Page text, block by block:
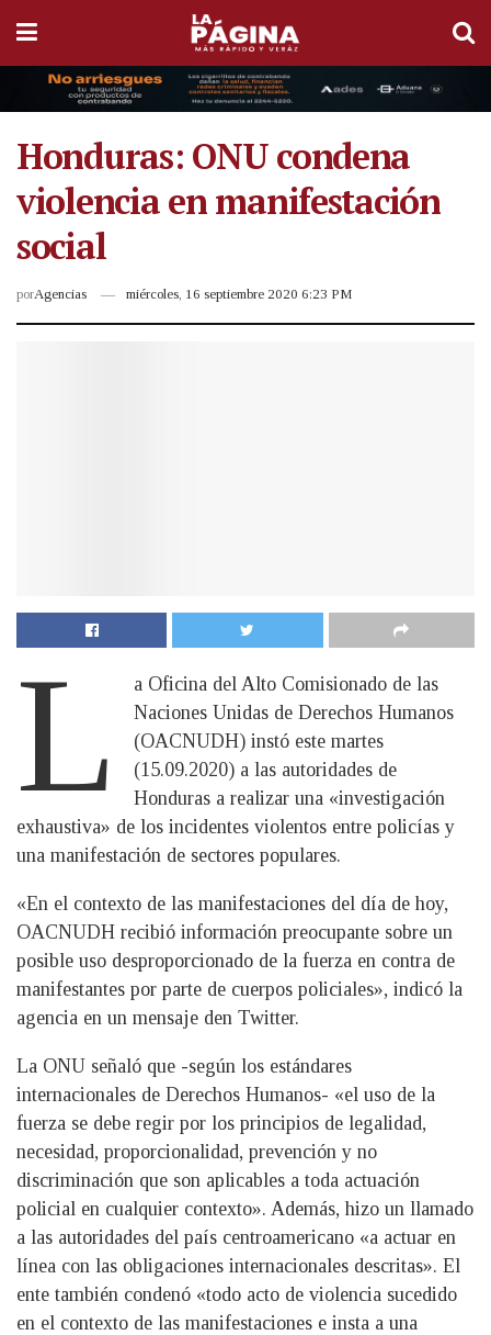
Honduras: ONU condena
violencia en manifestación
social
porAgencias miércoles, 16 septiembre 2020 6:23 PM
L
a Oficina del Alto Comisionado de las
Naciones Unidas de Derechos Humanos
(OACNUDH) instó este martes
(15.09.2020) a las autoridades de
Honduras a realizar una «investigación
exhaustiva» de los incidentes violentos entre policías y
una manifestación de sectores populares.
«En el contexto de las manifestaciones del día de hoy,
OACNUDH recibió información preocupante sobre un
posible uso desproporcionado de la fuerza en contra de
manifestantes por parte de cuerpos policiales», indicó la
agencia en un mensaje den Twitter.
La ONU señaló que -según los estándares
internacionales de Derechos Humanos- «el uso de la
fuerza se debe regir por los principios de legalidad,
necesidad, proporcionalidad, prevención y no
discriminación que son aplicables a toda actuación
policial en cualquier contexto». Además, hizo un llamado
a las autoridades del país centroamericano «a actuar en
línea con las obligaciones internacionales descritas». El
ente también condenó «todo acto de violencia sucedido
en el contexto de las manifestaciones e insta a una